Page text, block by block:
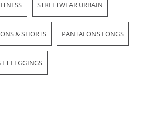
STREETWEAR URBAIN
& SHORTS PANTALONS LONGS
LEGGINGS